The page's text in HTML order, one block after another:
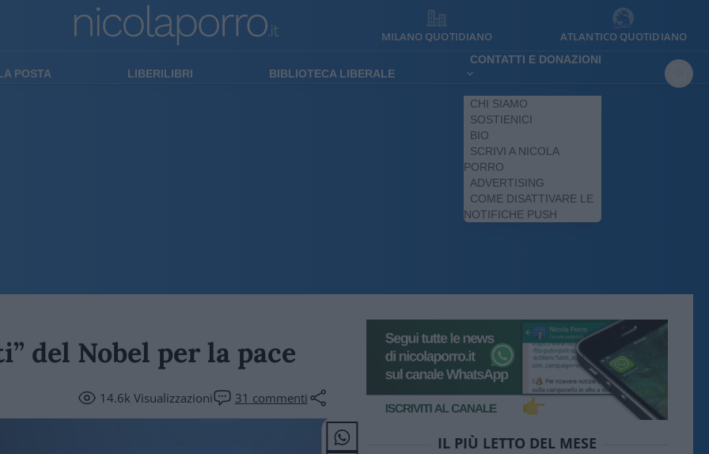
MILANO QUOTIDIANO ATLANTICO QUOTIDIANO
POSTA LIBERILIBRI BIBLIOTECA LIBERALE
CONTATTI E DONAZIONI
CHI SIAMO
SOSTIENICI
BIO
SCRIVI A NICOLA
PORRO
ADVERTISING
COME DISATTIVARE LE
NOTIFICHE PUSH
del Nobel per la pace
14.6kVisualizzazioni 31 commenti
IL PIÙ LETTO DEL MESE